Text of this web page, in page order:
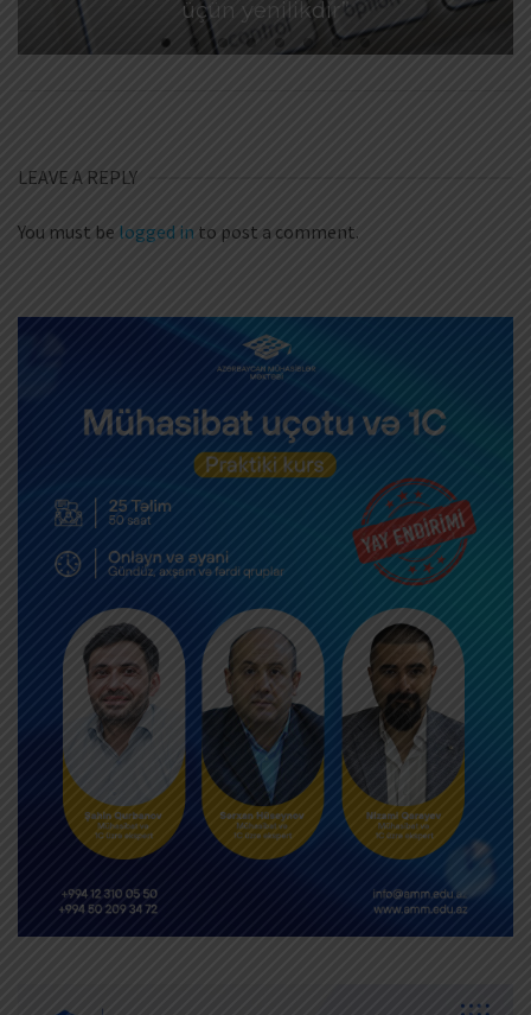
üçün yenilikdir”
LEAVE A REPLY
You must be logged in to post a comment.